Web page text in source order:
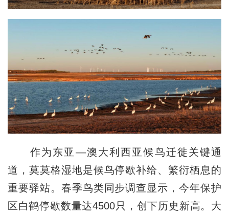
作为东亚—澳大利西亚候鸟迁徙关键通
道，莫莫格湿地是候鸟停歇补给、繁衍栖息的
重要驿站。春季鸟类同步调查显示，今年保护
区白鹤停歇数量达4500只，创下历史新高。大